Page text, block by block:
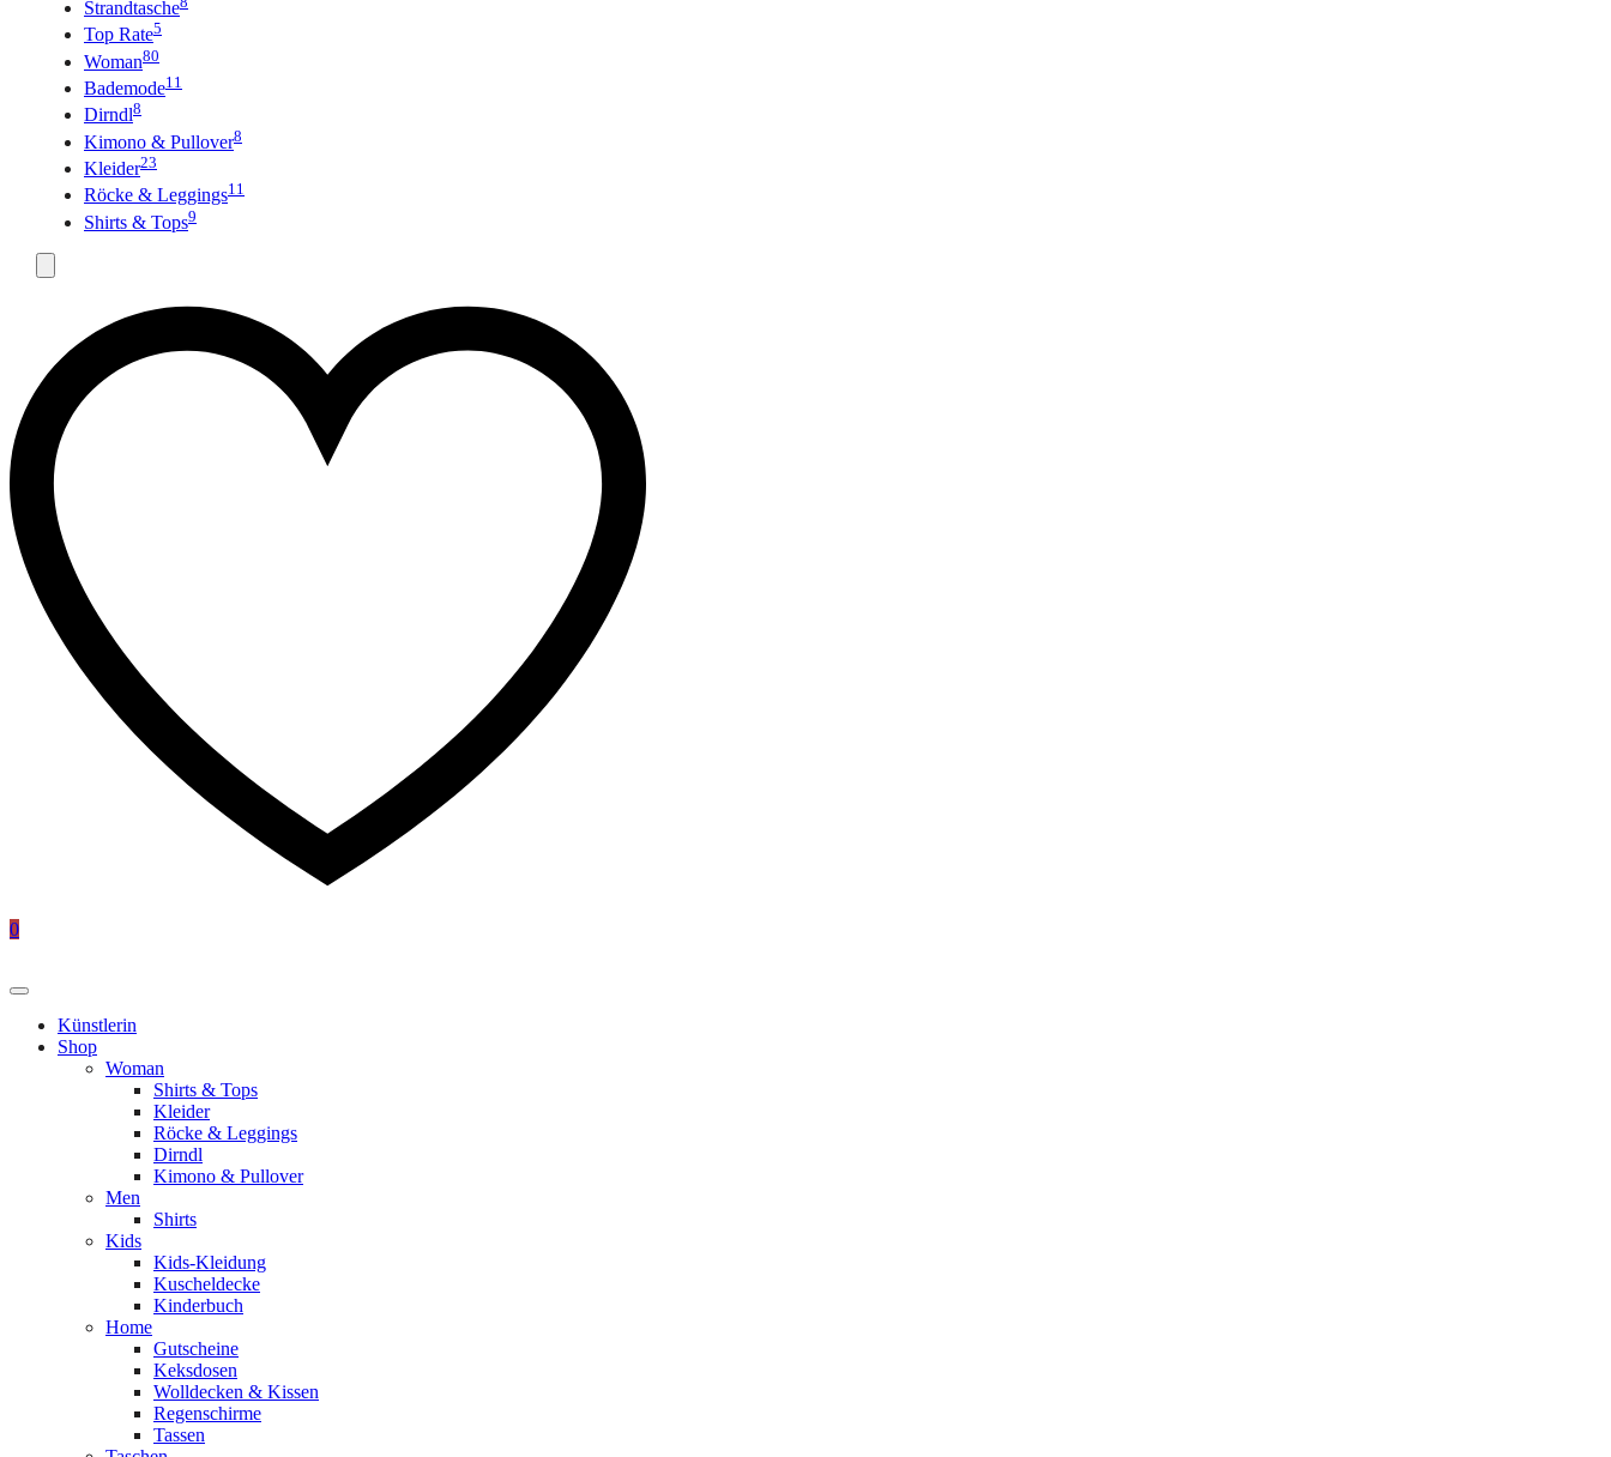
Strandtasche
Top Rate5
Woman80
Bademode11
Dirndl8
Kimono & Pullover8
Kleider23
Röcke & Leggings11
Shirts & Tops9
0
Künstlerin
Shop
Woman
Shirts & Tops
Kleider
Röcke & Leggings
Dirndl
Kimono & Pullover
Men
Shirts
Kids
Kids-Kleidung
Kuscheldecke
Kinderbuch
Home
Gutscheine
Keksdosen
Wolldecken & Kissen
Regenschirme
Tassen